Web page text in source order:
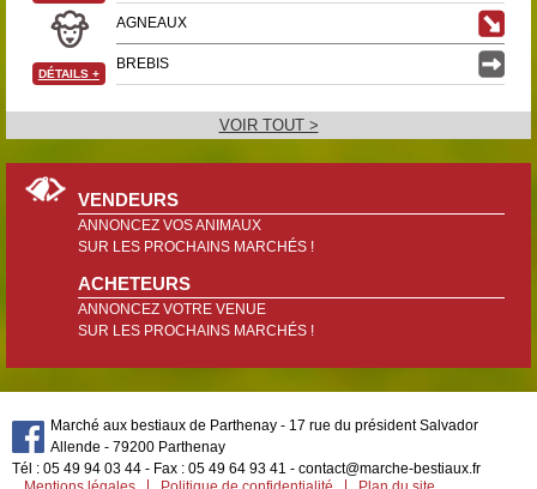
AGNEAUX
BREBIS
DÉTAILS +
VOIR TOUT >
VENDEURS
ANNONCEZ VOS ANIMAUX
SUR LES PROCHAINS MARCHÉS !
ACHETEURS
ANNONCEZ VOTRE VENUE
SUR LES PROCHAINS MARCHÉS !
Marché aux bestiaux de Parthenay - 17 rue du président Salvador
Allende - 79200 Parthenay
Tél : 05 49 94 03 44 - Fax : 05 49 64 93 41 - contact@marche-bestiaux.fr